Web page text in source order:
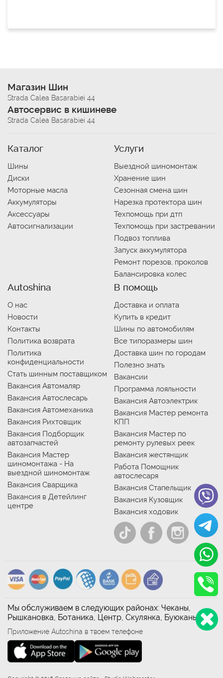
Магазин Шин
Strada Calea Basarabiei 44
Автосервис в кишиневе
Strada Calea Basarabiei 44
Каталог
Шины
Диски
Моторные масла
Аккумуляторы
Аксессуары
Автосигнализации
Услуги
Выездной шиномонтаж
Хранение шин
Сезонная смена шин
Нарезка протектора шин
Техпомощь при дтп
Техпомощь при застревании
Подвоз топлива
Запуск аккумулятора
Ремонт порезов, проколов
Балансировка колес
Autoshina
О нас
Новости
Контакты
Политика возврата
Политика
конфиденциальности
Стать шинным поставщиком
Вакансия Автомаляр
Вакансия Автослесарь
Вакансия Автомеханика
Вакансия Рихтовщик
Вакансия Подборщик
автозапчастей
Вакансия Мастер
шиномонтажа - На
выездной шиномонтаж
Вакансия Сварщика
Вакансия в Детейлинг
центре
В помощь
Доставка и оплата
Купить в кредит
Шины по автомобилям
Все типоразмеры шин
Доставка шин по городам
Полезно знать
Вакансии
Программа лояльности
Вакансия Автоэлектрик
Вакансия Мастер ремонта
КПП
Вакансия Мастер по
ремонту рулевых реек
Вакансия жестянщик
Работа Помощник
автослесаря
Вакансия Стапельщик
Вакансия Кузовщик
Вакансия ходовик
Мы обслуживаем в следующих районах: Чеканы,
Рышкановка, Ботаника, Центр, Скулянка, Буюканы
Приложение Autoshina в твоем телефоне